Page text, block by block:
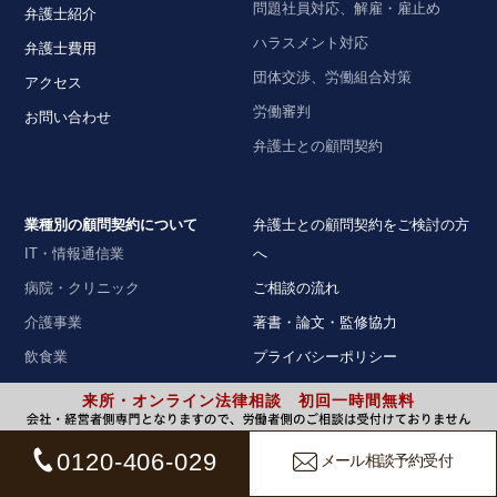
来所・オンライン法律相談 初回一時間無料
0120-406-029 メール相談予約受付
弁護士紹介
弁護士費用
アクセス
お問い合わせ
問題社員対応、解雇・雇止め
ハラスメント対応
団体交渉、労働組合対策
労働審判
弁護士との顧問契約
業種別の顧問契約について
IT・情報通信業
病院・クリニック
介護事業
飲食業
建設業
弁護士との顧問契約をご検討の方
へ
ご相談の流れ
著書・論文・監修協力
プライバシーポリシー
個人情報取扱いに関する記述
弁護士法人ALG&Associates 大阪
法律事務所